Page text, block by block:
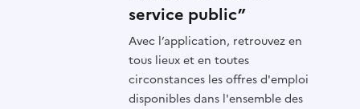
service public”
Avec l’application, retrouvez en
tous lieux et en toutes
circonstances les offres d'emploi
disponibles dans l'ensemble des